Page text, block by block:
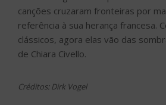
canções cruzaram fronteiras por
referência à sua herança francesa.
clássicos, agora elas vão das
de Chiara Civello.
Créditos: Dirk Vogel